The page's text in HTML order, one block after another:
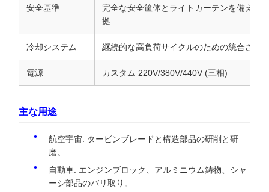
安全基準
完全な安全筐体とライトカーテンを備えた
拠
冷却システム 継続的な高負荷サイクルのための統合され
電源 カスタム 220V/380V/440V (三相)
主な用途
航空宇宙: タービンブレードと構造部品の研削と研
磨。
自動車: エンジンブロック、アルミニウム鋳物、シャ
ーシ部品のバリ取り。